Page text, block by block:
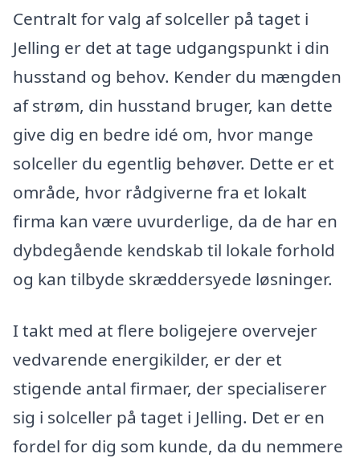
Centralt for valg af solceller på taget i
Jelling er det at tage udgangspunkt i din
husstand og behov. Kender du mængden
af strøm, din husstand bruger, kan dette
give dig en bedre idé om, hvor mange
solceller du egentlig behøver. Dette er et
område, hvor rådgiverne fra et lokalt
firma kan være uvurderlige, da de har en
dybdegående kendskab til lokale forhold
og kan tilbyde skræddersyede løsninger.
I takt med at flere boligejere overvejer
vedvarende energikilder, er der et
stigende antal firmaer, der specialiserer
sig i solceller på taget i Jelling. Det er en
fordel for dig som kunde, da du nemmere